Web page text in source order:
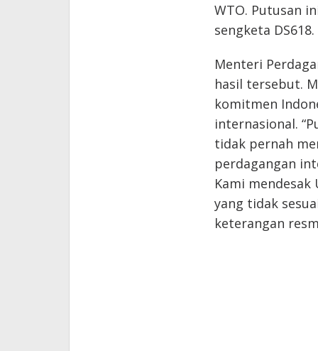
WTO. Putusan
sengketa DS618.
Menteri
hasil tersebut.
komitmen
internasional.
tidak pernah
perdagangan
Kami mendesak
yang tidak
keterangan